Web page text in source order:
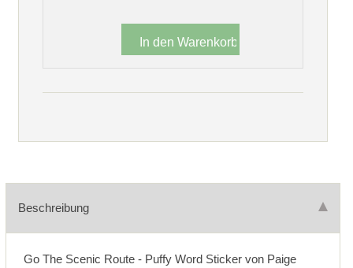
Beschreibung
Go The Scenic Route - Puffy Word Sticker von Paige